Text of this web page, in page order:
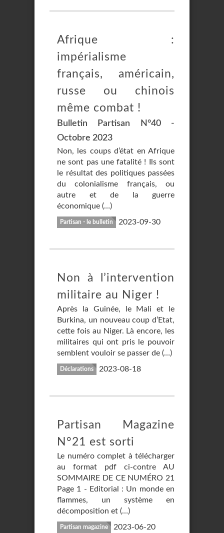
Afrique :
impérialisme
français, américain,
russe ou chinois
même combat !
Bulletin Partisan N°40 -
Octobre 2023
Non, les coups d’état en Afrique
ne sont pas une fatalité ! Ils sont
le résultat des politiques passées
du colonialisme français, ou
autre et de la guerre
économique (…)
Partisan - le bulletin 2023-09-30
Non à l’intervention
militaire au Niger !
Après la Guinée, le Mali et le
Burkina, un nouveau coup d’Etat,
cette fois au Niger. Là encore, les
militaires qui ont pris le pouvoir
semblent vouloir se passer de (…)
Déclarations 2023-08-18
Partisan Magazine
N°21 est sorti
Le numéro complet à télécharger
au format pdf ci-contre AU
SOMMAIRE DE CE NUMÉRO 21
Page 1 - Editorial : Un monde en
flammes, un système en
décomposition et (…)
Partisan magazine 2023-06-20